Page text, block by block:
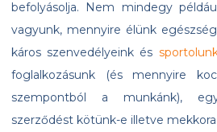
befolyásolja. Nem mindegy
vagyunk, mennyire élünk
káros szenvedélyeink és
foglalkozásunk (és mennyire
szempontból a munkánk),
szerződést kötünk-e illetve